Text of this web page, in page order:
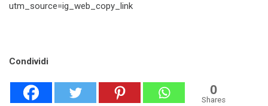
utm_source=ig_web_copy_link
Condividi
0
Shares